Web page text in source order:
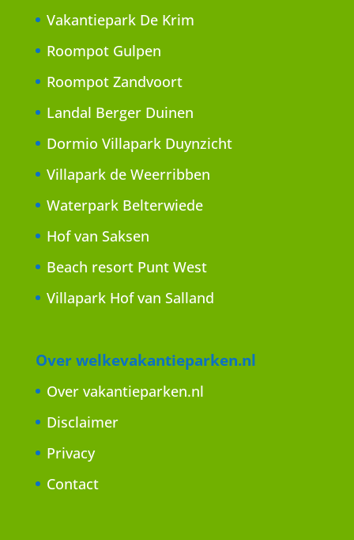
Vakantiepark De Krim
Roompot Gulpen
Roompot Zandvoort
Landal Berger Duinen
Dormio Villapark Duynzicht
Villapark de Weerribben
Waterpark Belterwiede
Hof van Saksen
Beach resort Punt West
Villapark Hof van Salland
Over welkevakantieparken.nl
Over vakantieparken.nl
Disclaimer
Privacy
Contact